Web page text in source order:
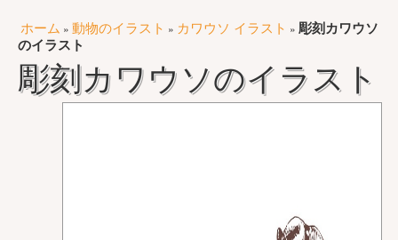
ホーム » 動物のイラスト » カワウソ イラスト » 彫刻カワウソ
のイラスト
彫刻カワウソのイラスト